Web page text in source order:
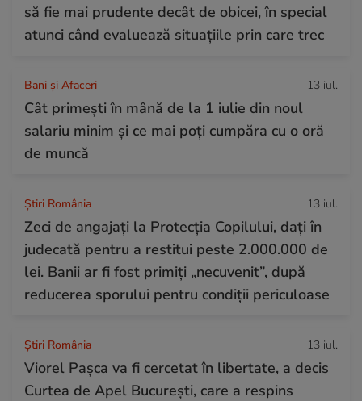
să fie mai prudente decât de obicei, în special
atunci când evaluează situațiile prin care trec
Bani și Afaceri 13 iul.
Cât primești în mână de la 1 iulie din noul
salariu minim și ce mai poți cumpăra cu o oră
de muncă
Știri România 13 iul.
Zeci de angajați la Protecția Copilului, dați în
judecată pentru a restitui peste 2.000.000 de
lei. Banii ar fi fost primiți „necuvenit”, după
reducerea sporului pentru condiții periculoase
Știri România 13 iul.
Viorel Pașca va fi cercetat în libertate, a decis
Curtea de Apel București, care a respins